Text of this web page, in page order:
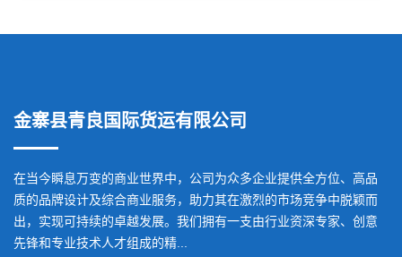
金寨县青良国际货运有限公司
在当今瞬息万变的商业世界中，公司为众多企业提供全方位、高品
质的品牌设计及综合商业服务，助力其在激烈的市场竞争中脱颖而
出，实现可持续的卓越发展。我们拥有一支由行业资深专家、创意
先锋和专业技术人才组成的精...